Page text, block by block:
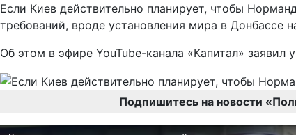
Если Киев действительно планирует, чтобы
требований, вроде установления мира в Донбассе
Об этом в эфире YouTube-канала «Капитал»
Подпишитесь на новости